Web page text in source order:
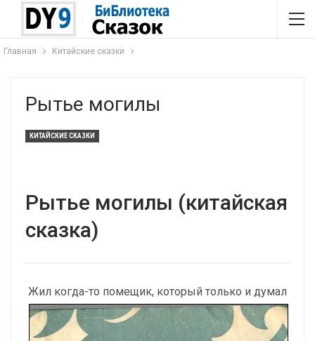
Главная Китайские сказки
Рытье могилы
КИТАЙСКИЕ СКАЗКИ
Рытье могилы (китайская
сказка)
Жил когда-то помещик, который только и думал